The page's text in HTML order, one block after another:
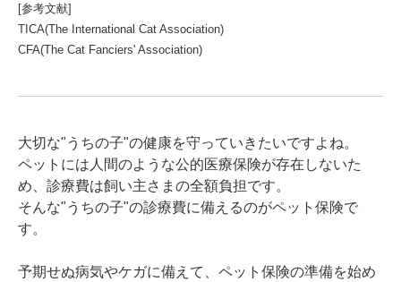
[参考文献]
TICA(The International Cat Association)
CFA(The Cat Fanciers' Association)
大切な"うちの子"の健康を守っていきたいですよね。
ペットには人間のような公的医療保険が存在しないた
め、診療費は飼い主さまの全額負担です。
そんな"うちの子"の診療費に備えるのがペット保険で
す。
予期せぬ病気やケガに備えて、ペット保険の準備を始め